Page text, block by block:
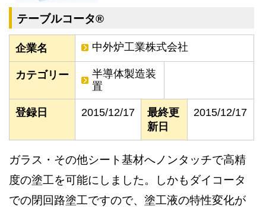
テーブルコータ®
企業名 中外炉工業株式会社
カテゴリー
半導体製造装
置
登録日 2015/12/17
最終更
新日
2015/12/17
ガラス・その他シート基材へノンタッチで高精
度の塗工を可能にしました。しかもダイコータ
での閉回路塗工ですので、塗工液の特性変化が